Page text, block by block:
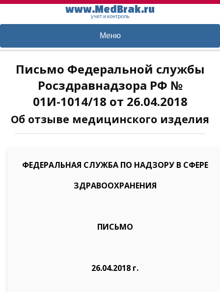
www.MedBrak.ru
учет и контроль
Меню
Письмо Федеральной службы
Росздравнадзора РФ №
01И-1014/18 от 26.04.2018
Об отзыве медицинского изделия
ФЕДЕРАЛЬНАЯ СЛУЖБА ПО НАДЗОРУ В СФЕРЕ
ЗДРАВООХРАНЕНИЯ
ПИСЬМО
26.04.2018 г.